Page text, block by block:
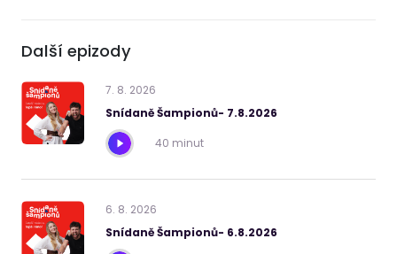
Další epizody
7. 8. 2026
Snídaně Šampionů- 7.8.2026
40 minut
6. 8. 2026
Snídaně Šampionů- 6.8.2026